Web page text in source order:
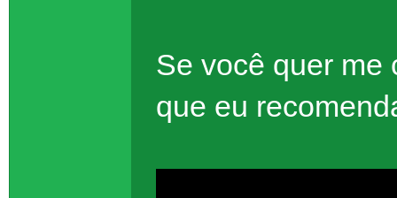
Se você quer me
que eu